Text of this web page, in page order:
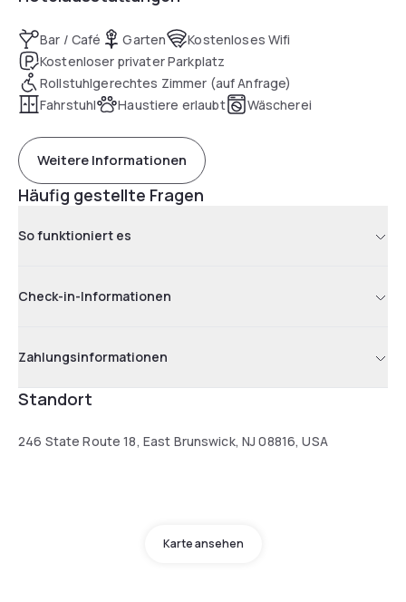
Bar / Café Garten
Kostenloses Wifi
Kostenloser privater Parkplatz
Rollstuhlgerechtes Zimmer (auf Anfrage)
Fahrstuhl
Haustiere erlaubt Wäscherei
Weitere Informationen
Häufig gestellte Fragen
So funktioniert es
Check-in-Informationen
Zahlungsinformationen
Standort
246 State Route 18, East Brunswick, NJ 08816, USA
Karte ansehen